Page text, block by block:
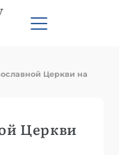
Церкви на
Церкви